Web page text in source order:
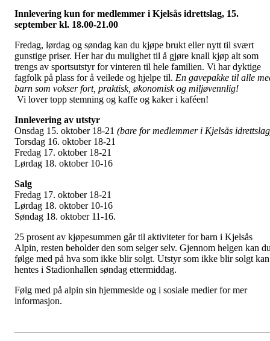
Innlevering kun for medlemmer i Kjelsås idrettslag, 15.
september kl. 18.00-21.00
Fredag, lørdag og søndag kan du kjøpe brukt eller nytt til svært
gunstige priser. Her har du mulighet til å gjøre knall kjøp alt som
trengs av sportsutstyr for vinteren til hele familien. Vi har dyktige
fagfolk på plass for å veilede og hjelpe til. En gavepakke til alle
barn som vokser fort, praktisk, økonomisk og miljøvennlig!
Vi lover topp stemning og kaffe og kaker i kaféen!
Innlevering av utstyr
Onsdag 15. oktober 18-21 (bare for medlemmer i Kjelsås
Torsdag 16. oktober 18-21
Fredag 17. oktober 18-21
Lørdag 18. oktober 10-16
Salg
Fredag 17. oktober 18-21
Lørdag 18. oktober 10-16
Søndag 18. oktober 11-16.
25 prosent av kjøpesummen går til aktiviteter for barn i Kjelsås
Alpin, resten beholder den som selger selv. Gjennom helgen kan
følge med på hva som ikke blir solgt. Utstyr som ikke blir solgt kan
hentes i Stadionhallen søndag ettermiddag.
Følg med på alpin sin hjemmeside og i sosiale medier for mer
informasjon.